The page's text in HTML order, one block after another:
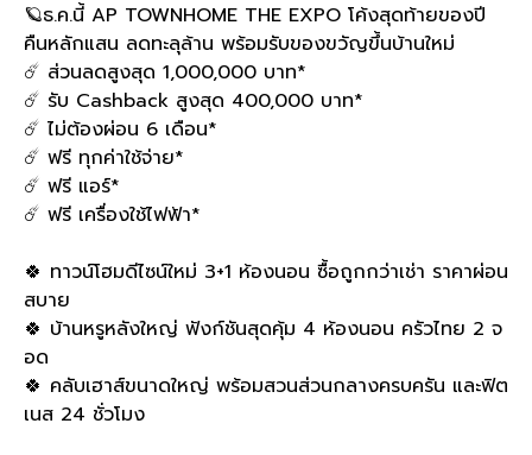
🪐ธ.ค.นี้ AP TOWNHOME THE EXPO โค้งสุดท้ายของปี
คืนหลักแสน ลดทะลุล้าน พร้อมรับของขวัญขึ้นบ้านใหม่
☄️ ส่วนลดสูงสุด 1,000,000 บาท*
☄️ รับ Cashback สูงสุด 400,000 บาท*
☄️ ไม่ต้องผ่อน 6 เดือน*
☄️ ฟรี ทุกค่าใช้จ่าย*
☄️ ฟรี แอร์*
☄️ ฟรี เครื่องใช้ไฟฟ้า*
🍀 ทาวน์โฮมดีไซน์ใหม่ 3+1 ห้องนอน ซื้อถูกกว่าเช่า ราคาผ่อน
สบาย
🍀 บ้านหรูหลังใหญ่ ฟังก์ชันสุดคุ้ม 4 ห้องนอน ครัวไทย 2 จ
อด
🍀 คลับเฮาส์ขนาดใหญ่ พร้อมสวนส่วนกลางครบครัน และฟิต
เนส 24 ชั่วโมง